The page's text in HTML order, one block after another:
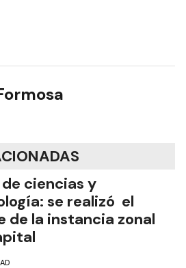
de ciencias y
se realizó el
de la instancia zonal